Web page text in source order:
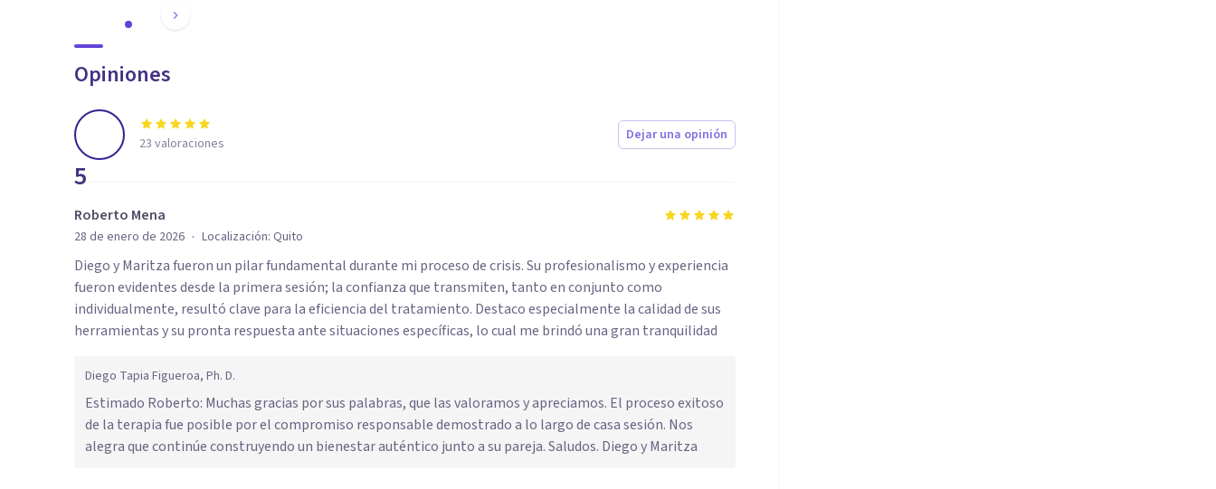
Opiniones
5
23 valoraciones Dejar una opinión
Roberto Mena
28 de enero de 2026 · Localización: Quito
Diego y Maritza fueron un pilar fundamental durante mi proceso de crisis. Su profesionalismo y experiencia
fueron evidentes desde la primera sesión; la confianza que transmiten, tanto en conjunto como
individualmente, resultó clave para la eficiencia del tratamiento. Destaco especialmente la calidad de sus
herramientas y su pronta respuesta ante situaciones específicas, lo cual me brindó una gran tranquilidad
Diego Tapia Figueroa, Ph. D.
Estimado Roberto: Muchas gracias por sus palabras, que las valoramos y apreciamos. El proceso exitoso
de la terapia fue posible por el compromiso responsable demostrado a lo largo de casa sesión. Nos
alegra que continúe construyendo un bienestar auténtico junto a su pareja. Saludos. Diego y Maritza